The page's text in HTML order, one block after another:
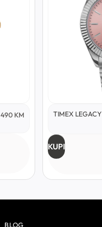
490 KM TIMEX LEGACY
KUPI
BLOG